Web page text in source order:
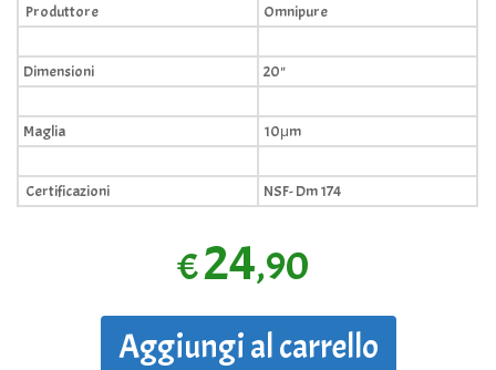
Produttore Omnipure
Dimensioni 20"
Maglia 10μm
Certificazioni NSF- Dm 174
€24,90
Aggiungi al carrello